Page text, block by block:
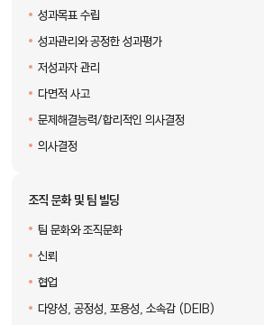
성과목표 수립
성과관리와 공정한 성과평가
저성과자 관리
다면적 사고
문제해결능력/합리적인 의사결정
의사결정
조직 문화 및 팀 빌딩
팀 문화와 조직문화
신뢰
협업
다양성, 공정성, 포용성, 소속감 (DEIB)